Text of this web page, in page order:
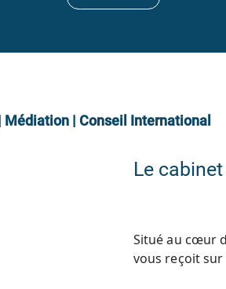
| Conseil International
Le
Situé au cœur
vous reçoit